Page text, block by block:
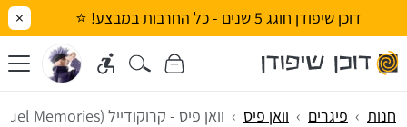
דוכן שיפודן חוגג 5 שנים - כל החרבות במבצע! ⭐ ×
חנות פיגרים וואן פיס וואן פיס - קרוקודייל (Duel Memories)